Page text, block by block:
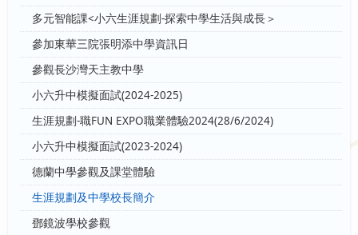
多元智能課<小六生涯規劃-探索中學生活與成長＞
參加東華三院張明添中學資訊日
參觀長沙灣天主教中學
小六升中模擬面試(2024-2025)
生涯規劃-職FUN EXPO職業體驗2024(28/6/2024)
小六升中模擬面試(2023-2024)
德蘭中學參觀及課堂體驗
生涯規劃及中學校長簡介
鄧鏡波學校參觀